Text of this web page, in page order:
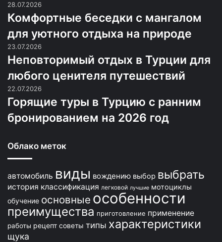
28.07.2026
Комфортные беседки с мангалом
для уютного отдыха на природе
23.07.2026
Неповторимый отдых в Турции для
любого ценителя путешествий
22.07.2026
Горящие туры в Турцию с ранним
бронированием на 2026 год
Облако меток
автомобиль виды вождению выбор выбрать
история классификация легковой лучшие мотоциклы
обучение основные особенности
преимущества приготовление применение
работы рецепт советы типы характеристики
щука